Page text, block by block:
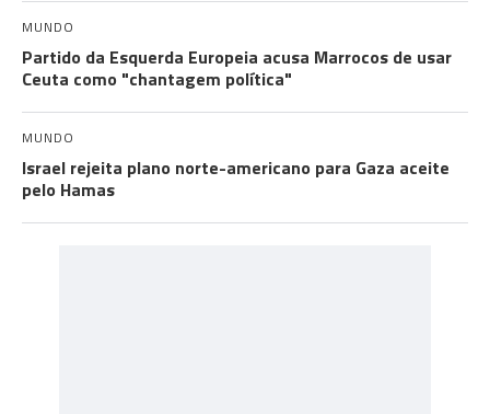
MUNDO
Partido da Esquerda Europeia acusa Marrocos de usar
Ceuta como "chantagem política"
MUNDO
Israel rejeita plano norte-americano para Gaza aceite
pelo Hamas